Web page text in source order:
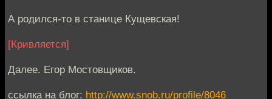
А родился-то в станице Кущевская!
[Кривляется]
Далее. Егор Мостовщиков.
ссылка на блог: http://www.snob.ru/profile/8046